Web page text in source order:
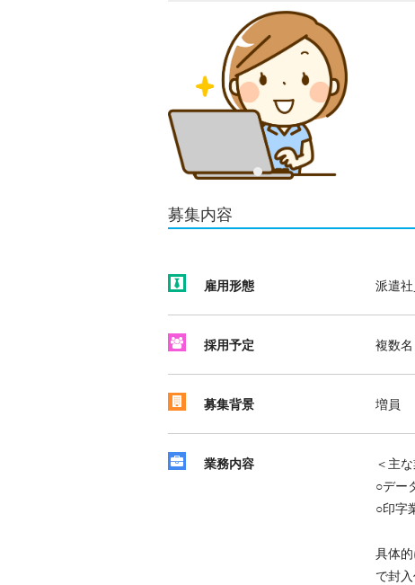
募集内容
雇用形態 派遣社
採用予定 複数名
募集背景 増員
業務内容
＜主
○デー
○印字
具体
で封